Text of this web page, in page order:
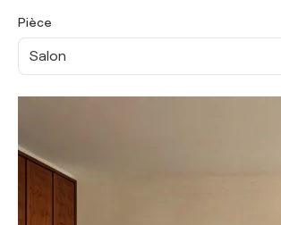
Pièce
Salon